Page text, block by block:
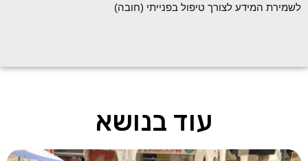
לשמירת המידע לצורך טיפול בפנייתי (חובה)
עוד בנושא